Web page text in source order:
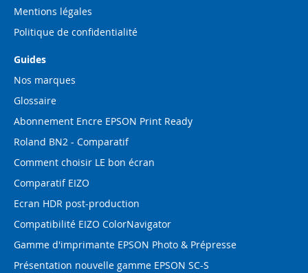
Mentions légales
Politique de confidentialité
Guides
Nos marques
Glossaire
Abonnement Encre EPSON Print Ready
Roland BN2 - Comparatif
Comment choisir LE bon écran
Comparatif EIZO
Ecran HDR post-production
Compatibilité EIZO ColorNavigator
Gamme d'imprimante EPSON Photo & Prépresse
Présentation nouvelle gamme EPSON SC-S